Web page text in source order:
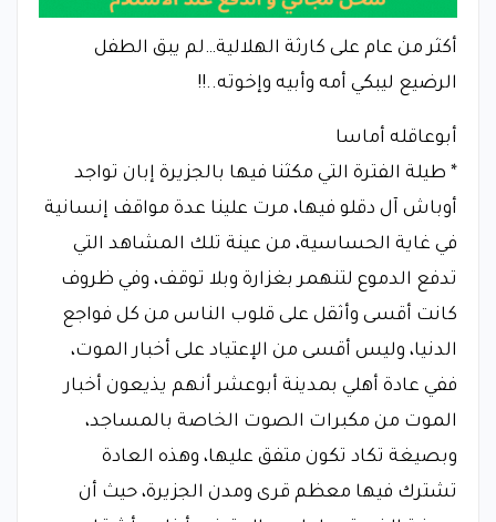
أكثر من عام على كارثة الهلالية…لم يبق الطفل
الرضيع ليبكي أمه وأبيه وإخوته..!!
أبوعاقله أماسا
* طيلة الفترة التي مكثنا فيها بالجزيرة إبان تواجد
أوباش آل دقلو فيها، مرت علينا عدة مواقف إنسانية
في غاية الحساسية، من عينة تلك المشاهد التي
تدفع الدموع لتنهمر بغزارة وبلا توقف، وفي ظروف
كانت أقسى وأثقل على قلوب الناس من كل فواجع
الدنيا، وليس أقسى من الإعتياد على أخبار الموت،
ففي عادة أهلي بمدينة أبوعشر أنهم يذيعون أخبار
الموت من مكبرات الصوت الخاصة بالمساجد،
وبصيغة تكاد تكون متفق عليها، وهذه العادة
تشترك فيها معظم قرى ومدن الجزيرة، حيث أن